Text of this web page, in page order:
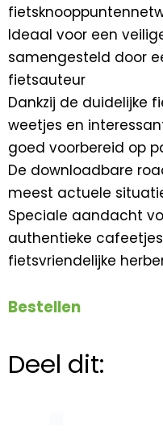
Ideaal voor een
samengesteld door
fietsauteur
Dankzij de duidelijke
weetjes en
goed voorbereid op
De downloadbare
meest actuele
Speciale aandacht
authentieke
fietsvriendelijke
Bestellen
Deel dit: